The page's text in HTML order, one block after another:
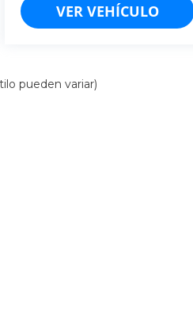
VER VEHÍCULO
pueden variar)